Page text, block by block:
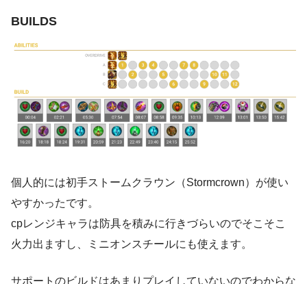
BUILDS
個人的には初手ストームクラウン（Stormcrown）が使い
やすかったです。
cpレンジキャラは防具を積みに行きづらいのでそこそこ
火力出ますし、ミニオンスチールにも使えます。
サポートのビルドはあまりプレイしていないのでわからな